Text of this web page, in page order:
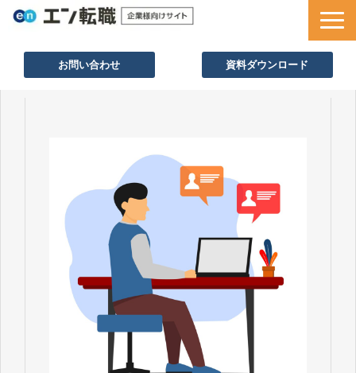
お問い合わせ 資料ダウンロード
採用事例
セミナー情報
お役立ち資料